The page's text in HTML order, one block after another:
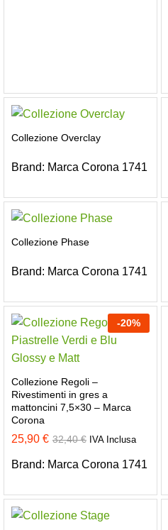
Collezione Overclay
Brand: Marca Corona 1741
Collezione Phase
Brand: Marca Corona 1741
-20%
Collezione Regoli –
Rivestimenti in gres a
mattoncini 7,5×30 – Marca
Corona
25,90 € 32,40€ IVA Inclusa
Brand: Marca Corona 1741